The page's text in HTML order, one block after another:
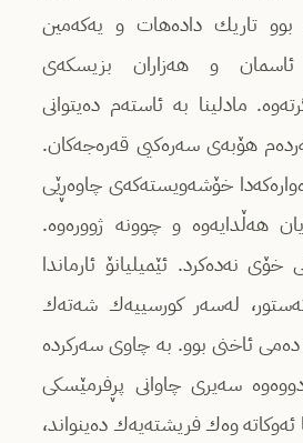
تاریك دادەهات و یەكەمین
ئاسمان و هەزاران بزیسكەی
مادلینا بە ئاستەم دەیتوانی
هۆبەی سەرەكیی قەرەجەكان.
خۆشەویستەكەی چاوەڕێی
هەڵدایەوە و چوونە ژوورەوە.
خۆی نەدەكرد. ئێمیلیانۆ ئارماندا
لەسەر كورسییەك شەتەك
دەمی ئاخنی بوو. بە چاوی سەركردە
سەیری چاوانی پڕفرمێسكی
ئەوكاتە وەك فریشتەیەك دەینواند،